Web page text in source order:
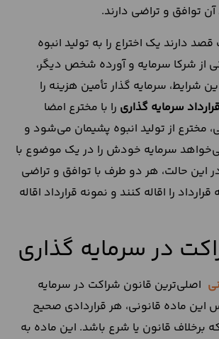
توافق و تراضی دارند.
دارند یک اختراع را به تولید انبوه
از شرکا سرمایه و آورده شخص دیگر،
شرایط، سرمایه‌ گذار تأمین هزینه را
سرمایه‌ گذاری را با مخترع امضا
مخترع از تولید انبوه پشیمان می‌شود و
سرمایه خودش را در یک موضوع با
این حالت، هر دو طرف با توافق و تراضی
را اقاله کنند و نمونه قرارداد اقاله
در سرمایه گذاری
اصلی‌ترین قانون شراکت در سرمایه
این ماده قانونی، هر قراردادی صحیح
برخلاف قانون یا شرع باشد. این ماده به